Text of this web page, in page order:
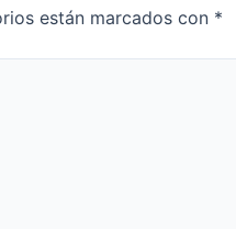
están marcados con *